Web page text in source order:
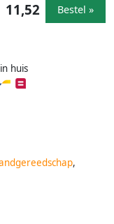
huis
11,52 Bestel »
,